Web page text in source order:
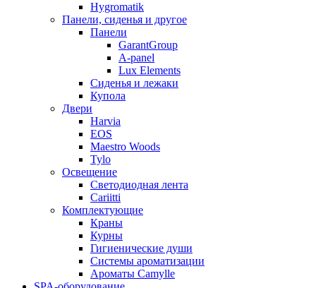
Hygromatik
Панели, сиденья и другое
Панели
GarantGroup
A-panel
Lux Elements
Сиденья и лежаки
Купола
Двери
Harvia
EOS
Maestro Woods
Tylo
Освещение
Светодиодная лента
Cariitti
Комплектующие
Краны
Курны
Гигиенические души
Системы ароматизации
Ароматы Camylle